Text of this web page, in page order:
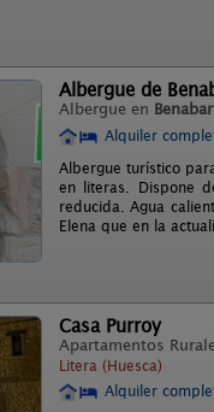
Albergue de
Albergue en
Alquiler
Albergue turístico
en literas. Dispone
reducida. Agua
Elena que en la
Casa Purroy
Apartamentos
Litera (Huesca)
Alquiler